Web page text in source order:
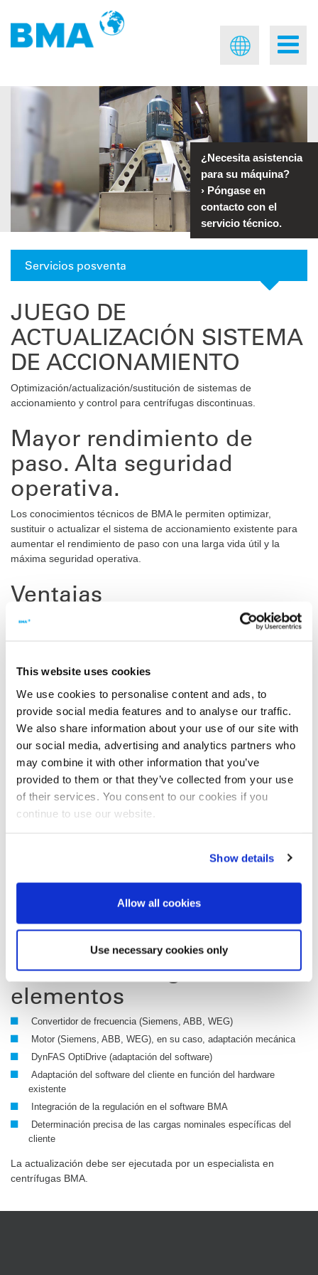
This website uses cookies
We use cookies to personalise content and ads, to
provide social media features and to analyse our traffic.
We also share information about your use of our site with
our social media, advertising and analytics partners who
may combine it with other information that you’ve
provided to them or that they’ve collected from your use
of their services. You consent to our cookies if you
continue to use our website.
Show details
Allow all cookies
Use necessary cookies only
Servicios posventa
JUEGO DE
ACTUALIZACIÓN SISTEMA
DE ACCIONAMIENTO
Optimización/actualización/sustitución de sistemas de
accionamiento y control para centrífugas discontinuas.
Mayor rendimiento de
paso. Alta seguridad
operativa.
Los conocimientos técnicos de BMA le permiten optimizar,
sustituir o actualizar el sistema de accionamiento existente para
aumentar el rendimiento de paso con una larga vida útil y la
máxima seguridad operativa.
Ventajas
Cumplimiento de las máximas clases de seguridad, sólo en
combinación con el último sistema de control de centrífugas
Función SS1 (safe stop 1)
especialistas propios
Rendimiento de paso máximo, teniendo en cuenta la vida útil
óptima
DynFAS OptiDrive, paquete de software de BMA PLC para la
vigilancia de los parámetros críticos del converti dor de frecuencia
Funcionamiento óptimo de las centrífugasBMA
Optimización de la vida útil del convertidor de frecuencia
BMA
Posibilidad de sustitución 1 : 1 en máquinas existentes
El juego de actualización
contiene los siguientes
elementos
Convertidor de frecuencia (Siemens, ABB, WEG)
Motor (Siemens, ABB, WEG), en su caso, adaptación mecánica
DynFAS OptiDrive (adaptación del software)
Adaptación del software del cliente en función del hardware
existente
Integración de la regulación en el software BMA
Determinación precisa de las cargas nominales específicas del
cliente
La actualización debe ser ejecutada por un especialista en
centrífugas BMA.
¿Necesita asistencia
para su máquina?
› Póngase en
contacto con el
servicio técnico.